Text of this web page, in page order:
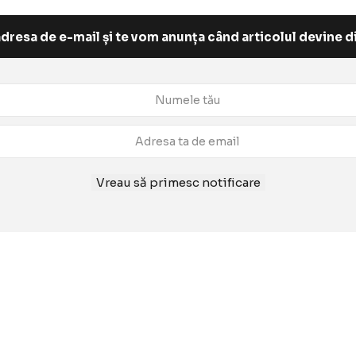
de e-mail și te vom anunța când articolul devine
Vreau să primesc notificare